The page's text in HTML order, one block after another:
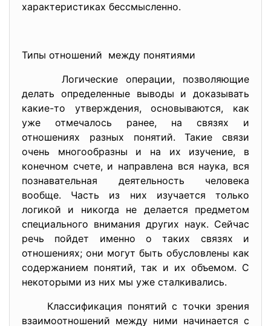
характеристиках бессмысленно.
Типы отношений между понятиями
Логические операции, позволяющие
делать определенные выводы и доказывать
какие-то утверждения, основываются, как
уже отмечалось ранее, на связях и
отношениях разных понятий. Такие связи
очень многообразны и на их изучение, в
конечном счете, и направлена вся наука, вся
познавательная деятельность человека
вообще. Часть из них изучается только
логикой и никогда не делается предметом
специального внимания других наук. Сейчас
речь пойдет именно о таких связях и
отношениях; они могут быть обусловлены как
содержанием понятий, так и их объемом. С
некоторыми из них мы уже сталкивались.
Классификация понятий с точки зрения
взаимоотношений между ними начинается с